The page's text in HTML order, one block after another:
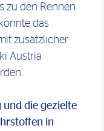
zu den Rennen
das
zusätzlicher
Austria
und die gezielte
in